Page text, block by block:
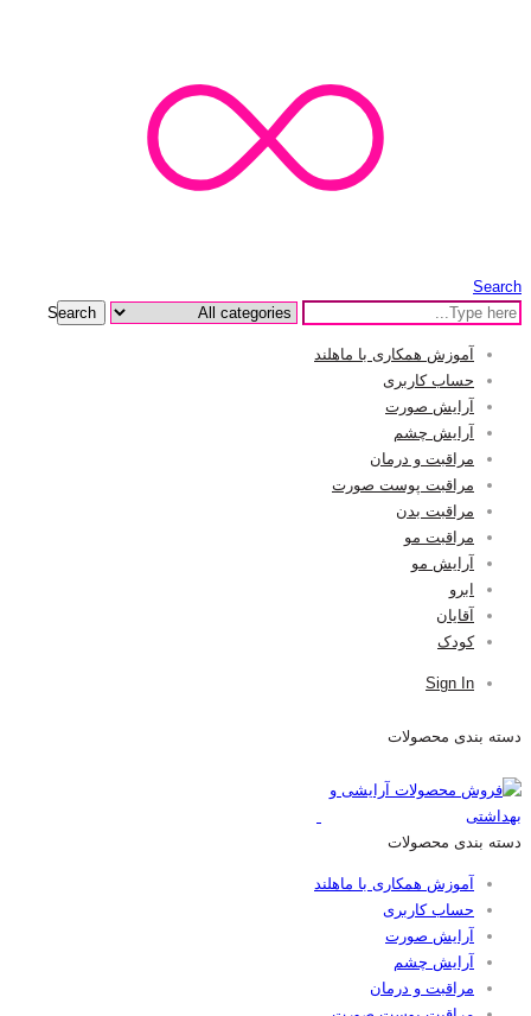
Search
Search
آموزش همکاری با ماهلند
حساب کاربری
آرایش صورت
آرایش چشم
مراقبت و درمان
مراقبت پوست صورت
مراقبت بدن
مراقبت مو
آرایش مو
ابرو
آقایان
کودک
Sign In
دسته بندی محصولات
دسته بندی محصولات
آموزش همکاری با ماهلند
حساب کاربری
آرایش صورت
آرایش چشم
مراقبت و درمان